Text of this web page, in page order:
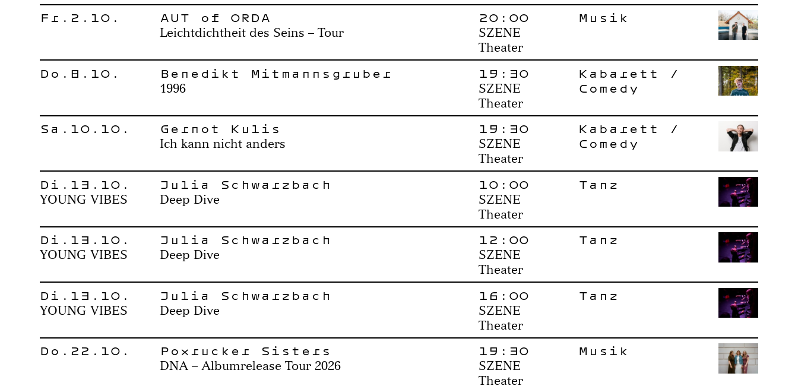
Fr.2.10. AUT of ORDA
Leichtdichtheit des Seins – Tour
20:00
SZENE
Theater
Musik
Do.8.10. Benedikt Mitmannsgruber
1996
19:30
SZENE
Theater
Kabarett /
Comedy
Sa.10.10. Gernot Kulis
Ich kann nicht anders
19:30
SZENE
Theater
Kabarett /
Comedy
Di.13.10.
YOUNG VIBES
Julia Schwarzbach
Deep Dive
10:00
SZENE
Theater
Tanz
Di.13.10.
YOUNG VIBES
Julia Schwarzbach
Deep Dive
12:00
SZENE
Theater
Tanz
Di.13.10.
YOUNG VIBES
Julia Schwarzbach
Deep Dive
16:00
SZENE
Theater
Tanz
Do.22.10. Poxrucker Sisters
DNA – Albumrelease Tour 2026
19:30
SZENE
Theater
Musik